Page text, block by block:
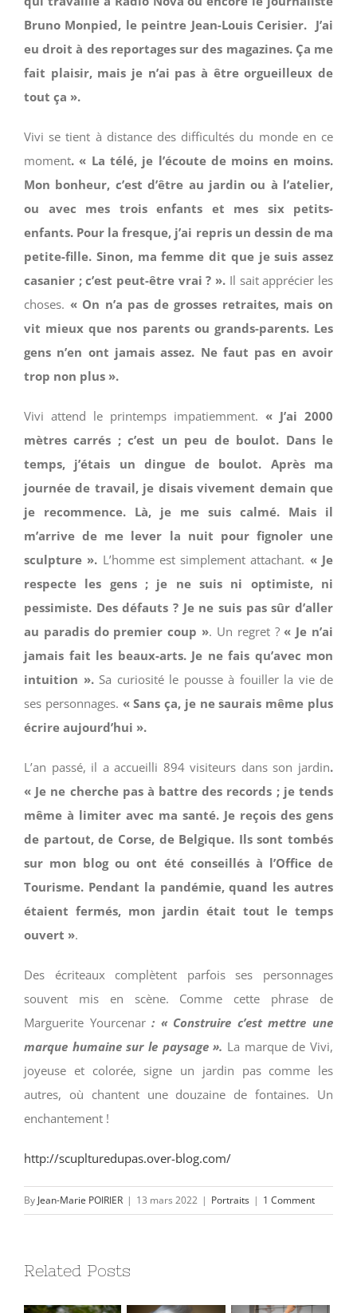
Bruno Monpied, le peintre Jean-Louis Cerisier. J’ai
eu droit à des reportages sur des magazines. Ça me
fait plaisir, mais je n’ai pas à être orgueilleux de
tout ça ».
Vivi se tient à distance des difficultés du monde en ce
moment. « La télé, je l’écoute de moins en moins.
Mon bonheur, c’est d’être au jardin ou à l’atelier,
ou avec mes trois enfants et mes six petits-
enfants. Pour la fresque, j’ai repris un dessin de ma
petite-fille. Sinon, ma femme dit que je suis assez
casanier ; c’est peut-être vrai ? ». Il sait apprécier les
choses. « On n’a pas de grosses retraites, mais on
vit mieux que nos parents ou grands-parents. Les
gens n’en ont jamais assez. Ne faut pas en avoir
trop non plus ».
Vivi attend le printemps impatiemment. « J’ai 2000
mètres carrés ; c’est un peu de boulot. Dans le
temps, j’étais un dingue de boulot. Après ma
journée de travail, je disais vivement demain que
je recommence. Là, je me suis calmé. Mais il
m’arrive de me lever la nuit pour fignoler une
sculpture ». L’homme est simplement attachant. « Je
respecte les gens ; je ne suis ni optimiste, ni
pessimiste. Des défauts ? Je ne suis pas sûr d’aller
au paradis do premier coup ». Un regret ?« Je n’ai
jamais fait les beaux-arts. Je ne fais qu’avec mon
intuition ».Sa curiosité le pousse à fouiller la vie de
ses personnages. « Sans ça, je ne saurais même plus
écrire aujourd’hui ».
L’an passé, il a accueilli 894 visiteurs dans son jardin.
« Je ne cherche pas à battre des records ; je tends
même à limiter avec ma santé. Je reçois des gens
de partout, de Corse, de Belgique. Ils sont tombés
sur mon blog ou ont été conseillés à l’Office de
Tourisme. Pendant la pandémie, quand les autres
étaient fermés, mon jardin était tout le temps
ouvert ».
Des écriteaux complètent parfois ses personnages
souvent mis en scène. Comme cette phrase de
Marguerite Yourcenar: « Construire c’est mettre une
marque humaine sur le paysage ». La marque de Vivi,
joyeuse et colorée, signe un jardin pas comme les
autres, où chantent une douzaine de fontaines. Un
enchantement !
http://scuplturedupas.over-blog.com/
By Jean-Marie POIRIER | 13 mars 2022 | Portraits | 1 Comment
Related Posts